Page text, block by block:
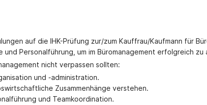
auf die IHK-Prüfung zur/zum Kauffrau/Kaufmann für
Personalführung, um im Büromanagement erfolgreich zu
nicht verpassen sollten:
und -administration.
Zusammenhänge verstehen.
und Teamkoordination.